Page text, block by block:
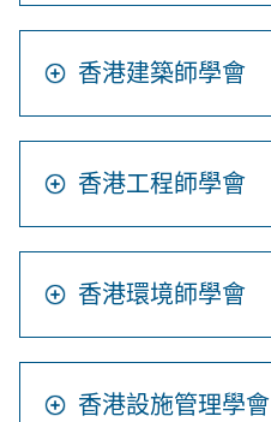
香港建築師學會
香港工程師學會
香港環境師學會
香港設施管理學會